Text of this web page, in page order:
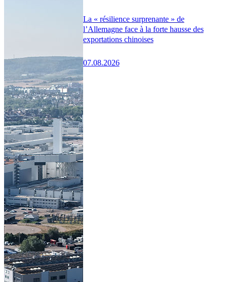
La « résilience surprenante » de
l’Allemagne face à la forte hausse des
exportations chinoises
07.08.2026